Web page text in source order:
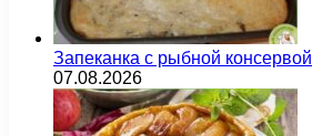
Запеканка с рыбной консервой
07.08.2026